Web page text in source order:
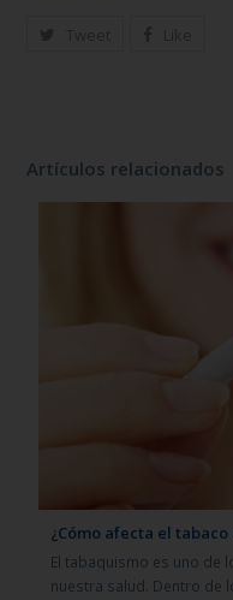
Artículos relacionados
¿Cómo afecta el
El tabaquismo es uno de
nuestra salud. Dentro de